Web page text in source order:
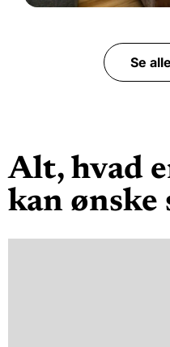
1-2 personer
Se
Alt, hvad
kan ønske